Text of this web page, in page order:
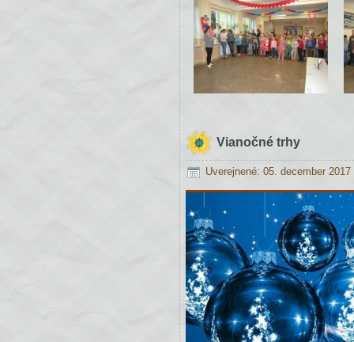
Vianočné trhy
Uverejnené: 05. december 2017